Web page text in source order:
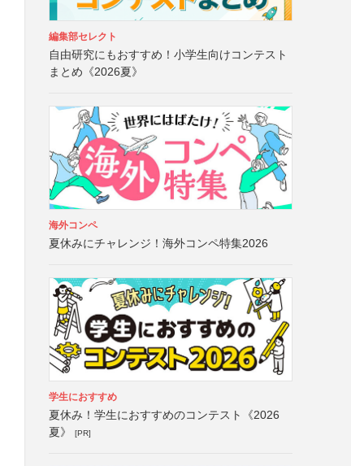
編集部セレクト
自由研究にもおすすめ！小学生向けコンテスト
まとめ《2026夏》
海外コンペ
夏休みにチャレンジ！海外コンペ特集2026
学生におすすめ
夏休み！学生におすすめのコンテスト《2026
夏》
[PR]